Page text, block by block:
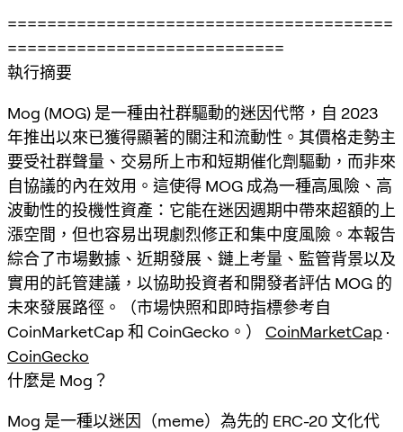
=======================================
============================
執行摘要
Mog (MOG) 是一種由社群驅動的迷因代幣，自 2023
年推出以來已獲得顯著的關注和流動性。其價格走勢主
要受社群聲量、交易所上市和短期催化劑驅動，而非來
自協議的內在效用。這使得 MOG 成為一種高風險、高
波動性的投機性資產：它能在迷因週期中帶來超額的上
漲空間，但也容易出現劇烈修正和集中度風險。本報告
綜合了市場數據、近期發展、鏈上考量、監管背景以及
實用的託管建議，以協助投資者和開發者評估 MOG 的
未來發展路徑。（市場快照和即時指標參考自
CoinMarketCap 和 CoinGecko。） CoinMarketCap ·
CoinGecko
什麼是 Mog？
Mog 是一種以迷因（meme）為先的 ERC-20 文化代